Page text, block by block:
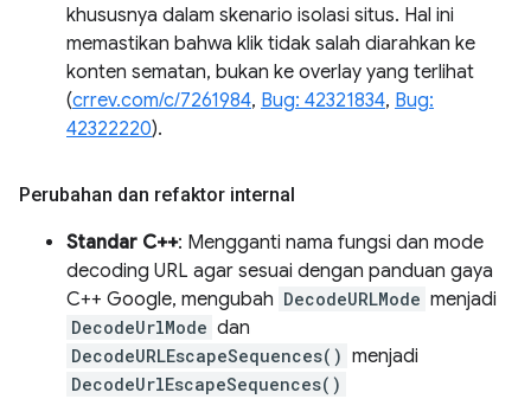
khususnya dalam skenario isolasi situs. Hal ini
memastikan bahwa klik tidak salah diarahkan ke
konten sematan, bukan ke overlay yang terlihat
(crrev.com/c/7261984, Bug: 42321834, Bug:
42322220).
Perubahan dan refaktor internal
Standar C++: Mengganti nama fungsi dan mode
decoding URL agar sesuai dengan panduan gaya
C++ Google, mengubah DecodeURLMode menjadi
DecodeUrlMode dan
DecodeURLEscapeSequences() menjadi
DecodeUrlEscapeSequences()